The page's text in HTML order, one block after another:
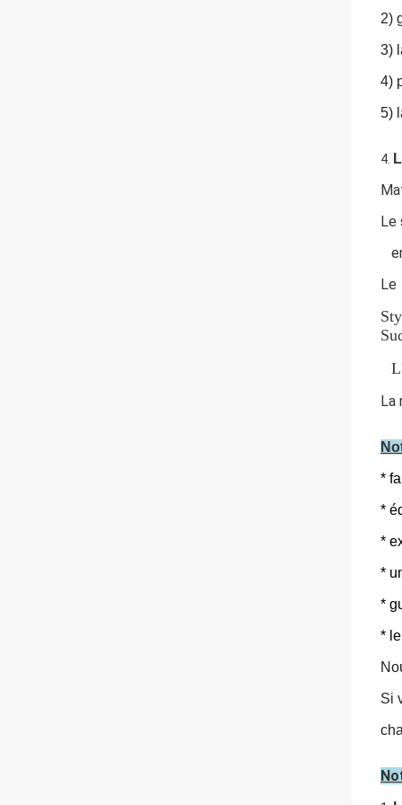
2)
3)
4)
5)
4.
Le
La
*
*
*
*
*
*
Si